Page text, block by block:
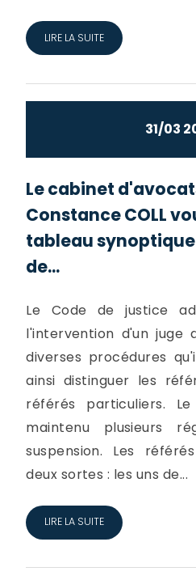
LIRE LA SUITE
31/03
Le cabinet
Constance COLL
tableau
de...
Le Code de justice
l'intervention d'un juge
diverses procédures
ainsi distinguer les
référés particuliers.
maintenu plusieurs
suspension. Les
deux sortes : les uns de...
LIRE LA SUITE